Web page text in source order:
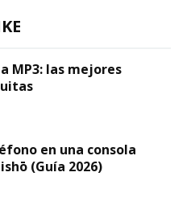
MP3: las mejores
en una consola
(Guía 2026)